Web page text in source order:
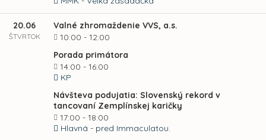
20.06
ŠTVRTOK
Valné zhromaždenie VVS, a.s.
10:00 - 12:00
Porada primátora
14:00 - 16:00
KP
Návšteva podujatia: Slovenský rekord v
tancovaní Zemplínskej karičky
17:00 - 18:00
Hlavná - pred Immaculatou.